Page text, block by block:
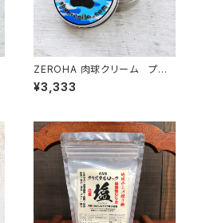
ZEROHA 肉球クリーム プレ
ーン(無香料)タイプ 犬猫用
約33g
¥3,333